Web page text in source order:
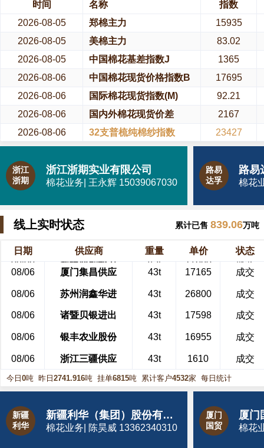
时间 名称
指数
2026-08-05
郑棉主力
15935
2026-08-05
美棉主力
83.02
2026-08-05
中国棉花基差指数J
1365
2026-08-06
中国棉花现货价格指数B
17695
2026-08-06
国际棉花现货指数(M)
92.21
2026-08-06
国内外棉花现货价差
2167
2026-08-06
32支普梳纯棉纱指数 23427
浙江
浙期
浙江浙期实业有限公司
棉花业务| 王永辉 15039067030
路易
达孚
棉花
线上实时状态 累计已售 839.06万吨
日期 供应商 重量 单价
状态
08/06
新疆西部银力 43t 17680
成交
08/06
厦门集昌供应 43t 17165 成交
08/06 苏州润鑫华进 43t 26800 成交
08/06 诸暨贝银进出 43t 17598 成交
08/06 银丰农业股份 43t 16955 成交
08/06 浙江三疆供应 43t 1610 成交
今日 0吨 昨日 2741.916吨 挂单6815吨 累计客户4532家 每日统计
新疆
利华
新疆利华（集团）股份有限公司
棉花业务| 陈昊威 13362340310
厦门
国贸
厦门
棉花